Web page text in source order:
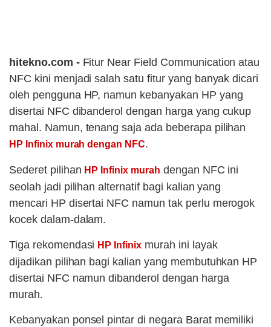
hitekno.com - Fitur Near Field Communication atau
NFC kini menjadi salah satu fitur yang banyak dicari
oleh pengguna HP, namun kebanyakan HP yang
disertai NFC dibanderol dengan harga yang cukup
mahal. Namun, tenang saja ada beberapa pilihan
HP Infinix murah dengan NFC.
Sederet pilihan HP Infinix murah dengan NFC ini
seolah jadi pilihan alternatif bagi kalian yang
mencari HP disertai NFC namun tak perlu merogok
kocek dalam-dalam.
Tiga rekomendasi HP Infinix murah ini layak
dijadikan pilihan bagi kalian yang membutuhkan HP
disertai NFC namun dibanderol dengan harga
murah.
Kebanyakan ponsel pintar di negara Barat memiliki